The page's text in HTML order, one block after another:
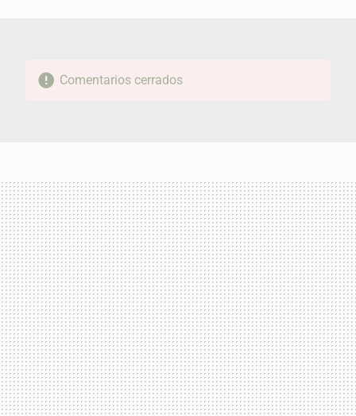
Comentarios cerrados